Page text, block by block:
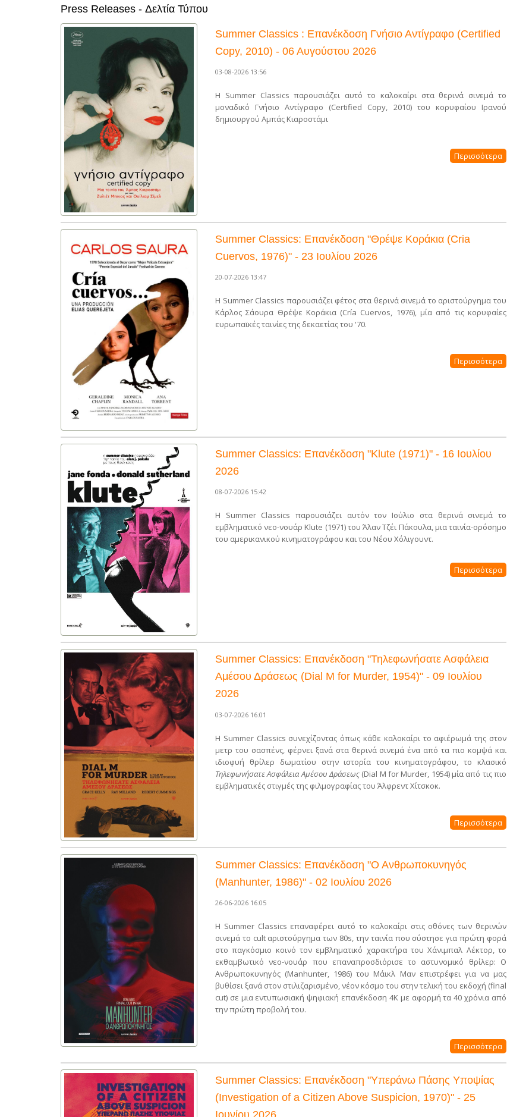
Press Releases - Δελτία Τύπου
Summer Classics : Επανέκδοση Γνήσιο Αντίγραφο (Certified
Copy, 2010) - 06 Αυγούστου 2026
03-08-2026 13:56
Η Summer Classics παρουσιάζει αυτό το καλοκαίρι στα θερινά σινεμά το
μοναδικό Γνήσιο Αντίγραφο (Certified Copy, 2010) του κορυφαίου Ιρανού
δημιουργού Αμπάς Κιαροστάμι
Περισσότερα
Summer Classics: Επανέκδοση "Θρέψε Κοράκια (Cria
Cuervos, 1976)" - 23 Ιουλίου 2026
20-07-2026 13:47
Η Summer Classics παρουσιάζει φέτος στα θερινά σινεμά το αριστούργημα του
Κάρλος Σάουρα Θρέψε Κοράκια (Cría Cuervos, 1976), μία από τις κορυφαίες
ευρωπαϊκές ταινίες της δεκαετίας του '70.
Περισσότερα
Summer Classics: Επανέκδοση "Klute (1971)" - 16 Ιουλίου
2026
08-07-2026 15:42
Η Summer Classics παρουσιάζει αυτόν τον Ιούλιο στα θερινά σινεμά το
εμβληματικό νεο-νουάρ Klute (1971) του Άλαν Τζέι Πάκουλα, μια ταινία-ορόσημο
του αμερικανικού κινηματογράφου και του Νέου Χόλιγουντ.
Περισσότερα
Summer Classics: Επανέκδοση "Τηλεφωνήσατε Ασφάλεια
Αμέσου Δράσεως (Dial M for Murder, 1954)" - 09 Ιουλίου
2026
03-07-2026 16:01
Η Summer Classics συνεχίζοντας όπως κάθε καλοκαίρι το αφιέρωμά της στον
μετρ του σασπένς, φέρνει ξανά στα θερινά σινεμά ένα από τα πιο κομψά και
ιδιοφυή θρίλερ δωματίου στην ιστορία του κινηματογράφου, το κλασικό
Τηλεφωνήσατε Ασφάλεια Αμέσου Δράσεως (Dial M for Murder, 1954) μία από τις πιο
εμβληματικές στιγμές της φιλμογραφίας του Άλφρεντ Χίτσκοκ.
Περισσότερα
Summer Classics: Επανέκδοση "Ο Ανθρωποκυνηγός
(Manhunter, 1986)" - 02 Ιουλίου 2026
26-06-2026 16:05
Η Summer Classics επαναφέρει αυτό το καλοκαίρι στις οθόνες των θερινών
σινεμά το cult αριστούργημα των 80s, την ταινία που σύστησε για πρώτη φορά
στο παγκόσμιο κοινό τον εμβληματικό χαρακτήρα του Χάνιμπαλ Λέκτορ, το
εκθαμβωτικό νεο-νουάρ που επαναπροσδιόρισε το αστυνομικό θρίλερ: Ο
Ανθρωποκυνηγός (Manhunter, 1986) του Μάικλ Μαν επιστρέφει για να μας
βυθίσει ξανά στον στιλιζαρισμένο, νέον κόσμο του στην τελική του εκδοχή (final
cut) σε μια εντυπωσιακή ψηφιακή επανέκδοση 4Κ με αφορμή τα 40 χρόνια από
την πρώτη προβολή του.
Περισσότερα
Summer Classics: Επανέκδοση "Υπεράνω Πάσης Υποψίας
(Investigation of a Citizen Above Suspicion, 1970)" - 25
Ιουνίου 2026